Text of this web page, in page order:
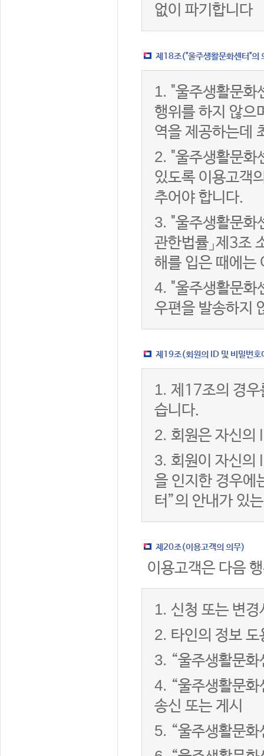
없이 파기합니다
제18조("울주생활문화센터"의
1. "울주생활문화
행위를 하지 않으
역을 제공하는데
2. "울주생활문화
있도록 이용고객
추어야 합니다.
3. "울주생활문화
관한법률」제3조
해를 입은 때에는
4. "울주생활문화
우편을 발송하지
제19조(회원의 ID 및 비밀번호
1. 제17조의 경우
습니다.
2. 회원은 자신의
3. 회원이 자신의
을 인지한 경우에
터”의 안내가 있
제20조(이용고객의 의무)
이용고객은 다음
1. 신청 또는 변
2. 타인의 정보 도
3. “울주생활문
4. “울주생활문
송신 또는 게시
5. “울주생활문